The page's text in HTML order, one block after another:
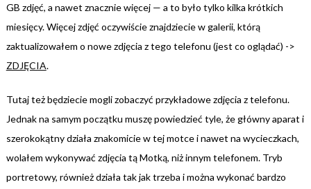
GB zdjęć, a nawet znacznie więcej — a to było tylko kilka krótkich
miesięcy. Więcej zdjęć oczywiście znajdziecie w galerii, którą
zaktualizowałem o nowe zdjęcia z tego telefonu (jest co oglądać) ->
ZDJĘCIA.
Tutaj też będziecie mogli zobaczyć przykładowe zdjęcia z telefonu.
Jednak na samym początku muszę powiedzieć tyle, że główny aparat i
szerokokątny działa znakomicie w tej motce i nawet na wycieczkach,
wolałem wykonywać zdjęcia tą Motką, niż innym telefonem. Tryb
portretowy, również działa tak jak trzeba i można wykonać bardzo